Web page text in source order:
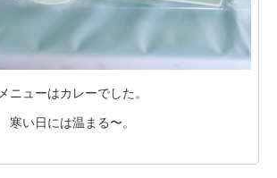
メニューはカレーでした。
寒い日には温まる〜。